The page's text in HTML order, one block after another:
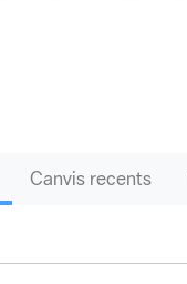
Canvis recents